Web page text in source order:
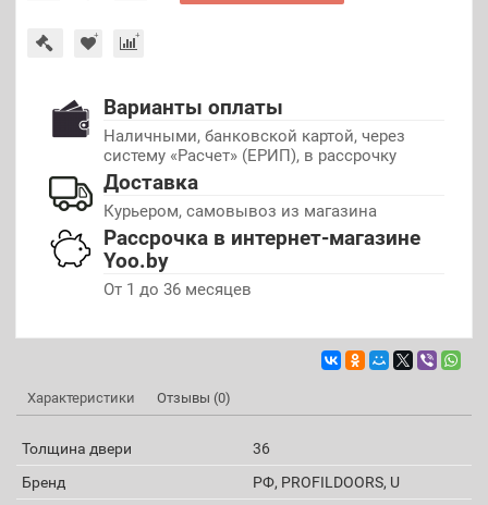
Варианты оплаты
Наличными, банковской картой, через
систему «Расчет» (ЕРИП), в рассрочку
Доставка
Курьером, самовывоз из магазина
Рассрочка в интернет-магазине
Yoo.by
От 1 до 36 месяцев
Характеристики Отзывы (0)
Толщина двери
36
Бренд
РФ, PROFILDOORS, U